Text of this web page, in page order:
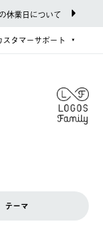
休業日について
スタマーサポート
テーマ